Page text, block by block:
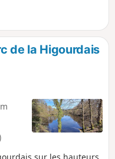
de la Higourdais
sur les hauteurs